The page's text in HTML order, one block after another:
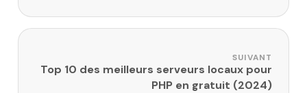
SUIVANT
Top 10 des meilleurs serveurs locaux pour
PHP en gratuit (2024)